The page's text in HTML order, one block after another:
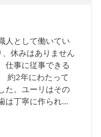
人として働いてい
休みはありません
仕事に従事できる
約2年にわたって
た。ユーリはその
は丁寧に作られ、